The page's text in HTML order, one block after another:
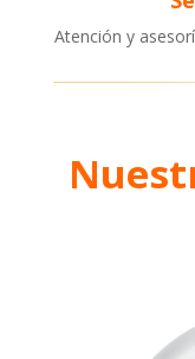
Atención y